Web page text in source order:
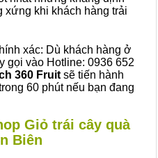
khi khách hàng trải
xác: Dù khách hàng ở
gọi vào Hotline: 0936 652
360 Fruit sẽ tiến hành
60 phút nếu bạn đang
Giỏ trái cây quà
Biên